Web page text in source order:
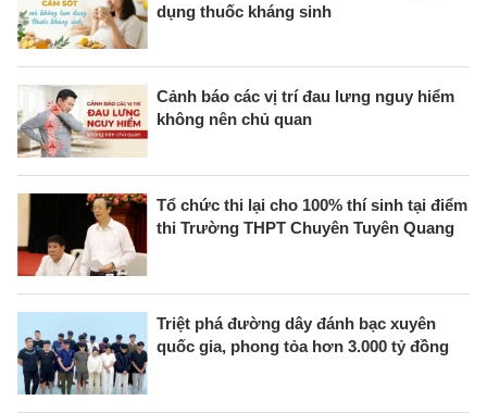
dụng thuốc kháng sinh
Cảnh báo các vị trí đau lưng nguy hiểm
không nên chủ quan
Tổ chức thi lại cho 100% thí sinh tại điểm
thi Trường THPT Chuyên Tuyên Quang
Triệt phá đường dây đánh bạc xuyên
quốc gia, phong tỏa hơn 3.000 tỷ đồng